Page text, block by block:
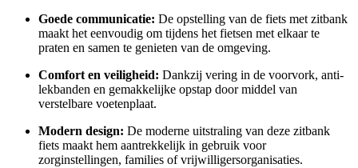
Goede communicatie: De opstelling van de fiets met zitbank
maakt het eenvoudig om tijdens het fietsen met elkaar te
praten en samen te genieten van de omgeving.
Comfort en veiligheid: Dankzij vering in de voorvork, anti-
lekbanden en gemakkelijke opstap door middel van
verstelbare voetenplaat.
Modern design: De moderne uitstraling van deze zitbank
fiets maakt hem aantrekkelijk in gebruik voor
zorginstellingen, families of vrijwilligersorganisaties.